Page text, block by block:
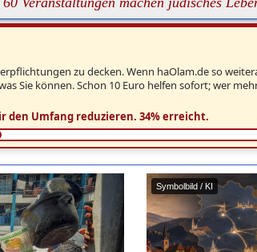
zu decken. Wenn haOlam.de so
Sie können. Schon 10 Euro helfen sofort; wer
den Umfang reduzieren. 34% erreicht.
Symbolbild / KI